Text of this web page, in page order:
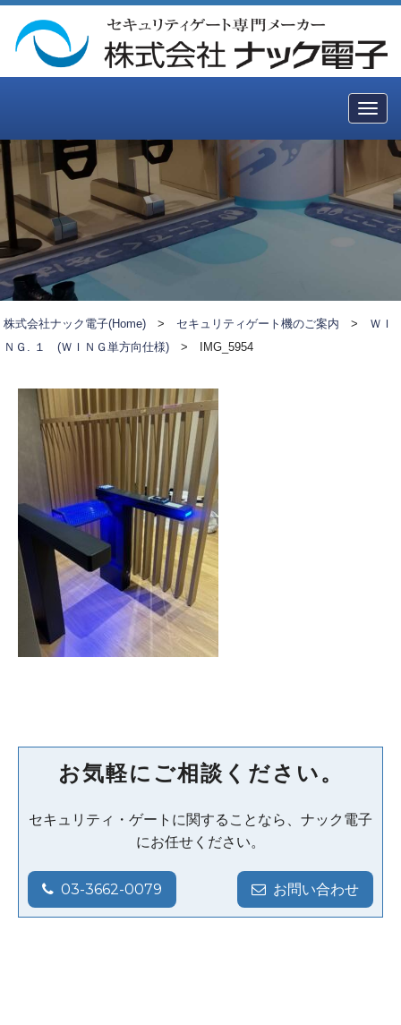
株式会社ナック電子(Home) > セキュリティゲート機のご案内 > ＷＩ
ＮＧ. １ (ＷＩＮＧ単方向仕様) > IMG_5954
お気軽にご相談ください。
セキュリティ・ゲートに関することなら、ナック電子
にお任せください。
03-3662-0079 お問い合わせ